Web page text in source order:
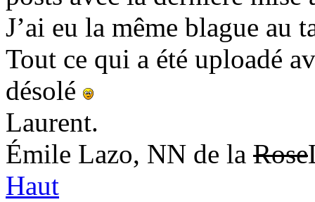
J’ai eu la même blague
Tout ce qui a été uploadé
désolé
Laurent.
Émile Lazo, NN de la Rose
Haut